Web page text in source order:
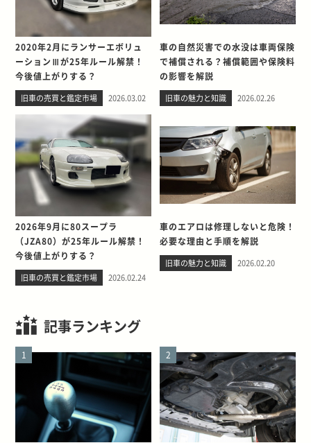
2020年2月にランサーエボリュ
ーションⅢが25年ルール解禁！
今後値上がりする？
旧車の売買と鑑定市場 2026.03.02
車の自然災害での水没は車両保険
で補償される？補償範囲や保険料
の影響を解説
旧車の魅力と知識 2026.02.26
2026年9月に80スープラ
（JZA80）が25年ルール解禁！
今後値上がりする？
旧車の売買と鑑定市場 2026.02.24
車のエアロは修理しないと危険！
必要な理由と手順を解説
旧車の魅力と知識 2026.02.20
記事ランキング
1 2